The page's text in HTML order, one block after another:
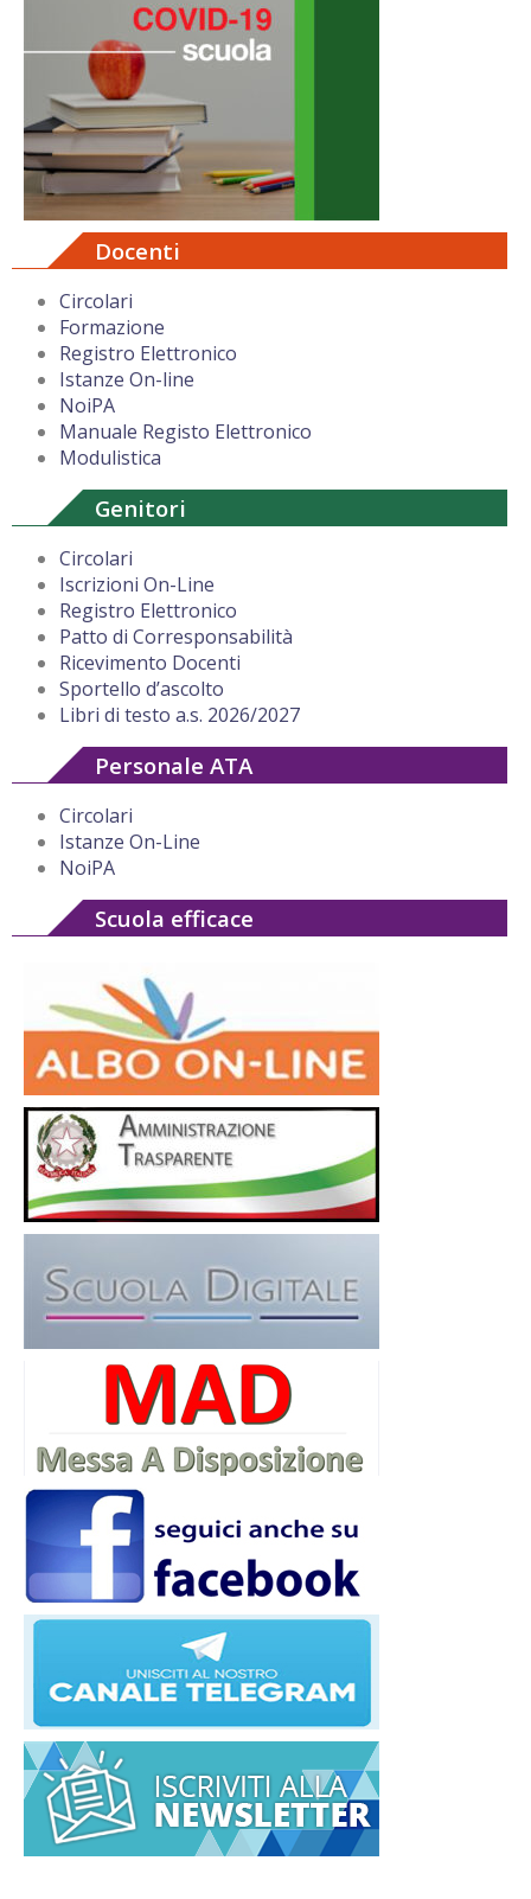
Docenti
Circolari
Formazione
Registro Elettronico
Istanze On-line
NoiPA
Manuale Registo Elettronico
Modulistica
Genitori
Circolari
Iscrizioni On-Line
Registro Elettronico
Patto di Corresponsabilità
Ricevimento Docenti
Sportello d’ascolto
Libri di testo a.s. 2026/2027
Personale ATA
Circolari
Istanze On-Line
NoiPA
Scuola efficace